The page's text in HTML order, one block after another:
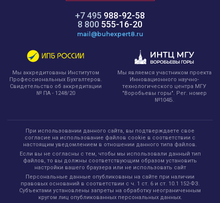
+7 495 988-92-58
8 800 555-16-20
mail@buhexpert8.ru
Мы аккредитованы Институтом
Профессиональных Бухгалтеров.
Свидетельство об аккредитации
№ ПА - 1248/20
Мы являемся участником проекта
Инновационного научно-
технологического центра МГУ
"Воробьевы горы". Рег. номер
№104Б.
При использовании данного сайта, вы подтверждаете свое
согласие на использование файлов cookie в соответствии с
настоящим уведомлением в отношении данного типа файлов.
Если вы не согласны с тем, чтобы мы использовали данный тип
файлов, то вы должны соответствующим образом установить
настройки вашего браузера или не использовать сайт
Персональные данные опубликованы на сайте при наличии
правовых оснований в соответствии с ч. 1 ст. 6 и ст. 10.1 152-ФЗ.
Субъектами установлены запреты на обработку неограниченным
кругом лиц опубликованных персональных данных.